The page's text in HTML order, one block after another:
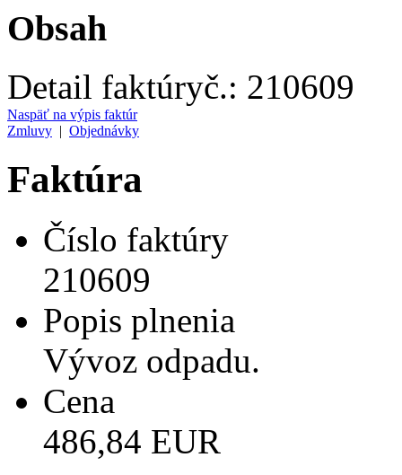
Obsah
Detail faktúryč.: 210609
Naspäť na výpis faktúr
Zmluvy | Objednávky
Faktúra
Číslo faktúry
210609
Popis plnenia
Vývoz odpadu.
Cena
486,84 EUR